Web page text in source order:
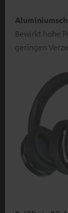
Bewirkt hohe
geringen